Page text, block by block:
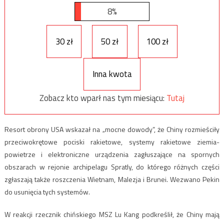
8%
30 zł 50 zł 100 zł
Inna kwota
Zobacz kto wparł nas tym miesiącu: Tutaj
Resort obrony USA wskazał na „mocne dowody”, że Chiny rozmieściły
przeciwokrętowe pociski rakietowe, systemy rakietowe ziemia-
powietrze i elektroniczne urządzenia zagłuszające na spornych
obszarach w rejonie archipelagu Spratly, do którego różnych części
zgłaszają także roszczenia Wietnam, Malezja i Brunei. Wezwano Pekin
do usunięcia tych systemów.
W reakcji rzecznik chińskiego MSZ Lu Kang podkreślił, że Chiny mają